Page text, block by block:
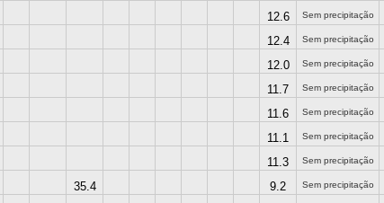
12.6 Sem precipitação
12.4 Sem precipitação
12.0 Sem precipitação
11.7 Sem precipitação
11.6 Sem precipitação
11.1 Sem precipitação
11.3 Sem precipitação
35.4 9.2 Sem precipitação